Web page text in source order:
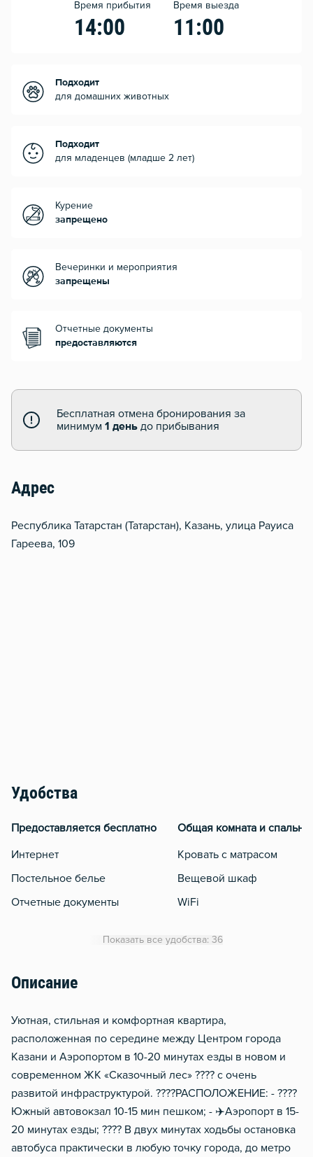
Время прибытия
14:00
Время выезда
11:00
Подходит
для домашних животных
Подходит
для младенцев (младше 2 лет)
Курение
запрещено
Вечеринки и мероприятия
запрещены
Отчетные документы
предоставляются
Бесплатная отмена бронирования за
минимум 1 день до прибывания
Адрес
Республика Татарстан (Татарстан), Казань, улица Рауиса
Гареева, 109
Удобства
Предоставляется бесплатно
Интернет
Постельное белье
Отчетные документы
Общая комната и спальня
Кровать с матрасом
Вещевой шкаф
WiFi
Москитная сеть
Стол, рабочее место
Домофон
Тапочки
Чистящие средства
Показать все удобства: 36
Описание
Уютная, стильная и комфортная квартира,
расположенная по середине между Центром города
Казани и Аэропортом в 10-20 минутах езды в новом и
современном ЖК «Сказочный лес» ???? с очень
развитой инфраструктурой. ????РАСПОЛОЖЕНИЕ: - ????
Южный автовокзал 10-15 мин пешком; - ✈️Аэропорт в 15-
20 минутах езды; ???? В двух минутах ходьбы остановка
автобуса практически в любую точку города, до метро